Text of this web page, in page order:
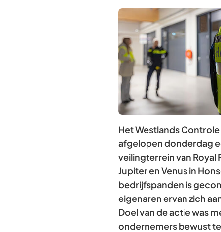
Het Westlands
afgelopen donderdag
veilingterrein van Royal
Jupiter en Venus in
bedrijfspanden is
eigenaren ervan zich
Doel van de actie was
ondernemers bewust